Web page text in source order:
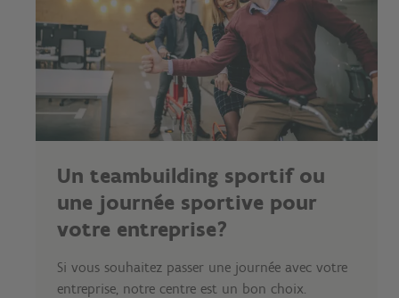
Un teambuilding sportif ou
une journée sportive pour
votre entreprise?
Si vous souhaitez passer une journée avec votre
entreprise, notre centre est un bon choix.